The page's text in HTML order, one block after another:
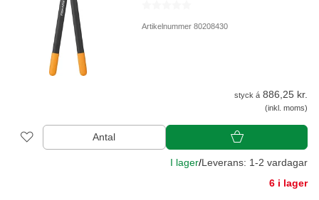
Artikelnummer 80208430
styck á 886,25 kr.
(inkl. moms)
Antal
I lager/Leverans: 1-2 vardagar
6 i lager